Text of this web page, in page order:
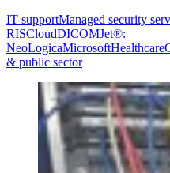
IT supportManaged security
RISCloudDICOMJet®:
NeoLogicaMicrosoftHealthcare
& public sector